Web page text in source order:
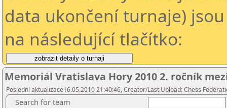
data ukončení turnaje)
na následující tlačítko:
Memoriál Vratislava Hory 2010 2. ročník
Poslední aktualizace16.05.2010 21:40:46, Creator/Last Upload: Chess
Search for team